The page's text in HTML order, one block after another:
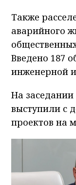
Также
аварийного
Введено 187
инженерной
На
выступили с
проектов на